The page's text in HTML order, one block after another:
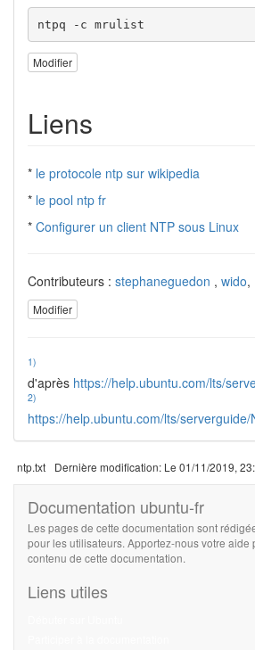
ntpq -c mrulist
Modifier
Liens
* le protocole ntp sur wikipedia
* le pool ntp fr
* Configurer un client NTP sous Linux
Contributeurs : stephaneguedon , wido,
Modifier
1)
d'après https://help.ubuntu.com/lts/
2)
https://help.ubuntu.com/lts/serverguide/
ntp.txt Dernière modification: Le 01/11/2019,
Documentation ubuntu-fr
Les pages de cette documentation sont
pour les utilisateurs. Apportez-nous votre aide
contenu de cette documentation.
Liens utiles